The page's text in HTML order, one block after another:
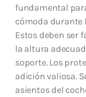
fundamental
cómoda durante
Estos deben ser
la altura
soporte. Los
adición valiosa.
asientos del